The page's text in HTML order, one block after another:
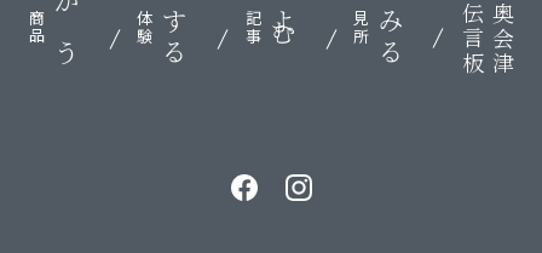
かう
商品 する
体験 よむ
記事 みる
見所 奥会津
伝言板